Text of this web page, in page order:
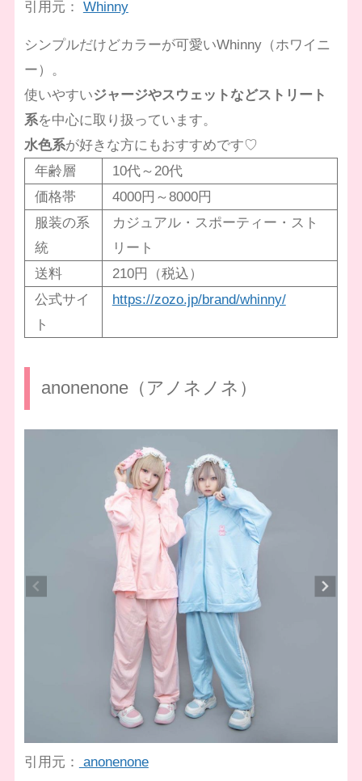
引用元： Whinny
シンプルだけどカラーが可愛いWhinny（ホワイニ
ー）。
使いやすいジャージやスウェットなどストリート
系を中心に取り扱っています。
水色系が好きな方にもおすすめです♡
年齢層
10代～20代
価格帯
4000円～8000円
服装の系
統
カジュアル・スポーティー・スト
リート
送料
210円（税込）
公式サイ
ト
https://zozo.jp/brand/whinny/
anonenone（アノネノネ）
引用元： anonenone